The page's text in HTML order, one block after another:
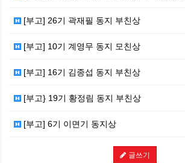
[부고] 26기 곽재필 동지 부친상
[부고] 10기 계영무 동지 모친상
[부고] 16기 김종섭 동지 부친상
[부고} 19기 황정림 동지 부친상
[부고] 6기 이면기 동지상
글쓰기